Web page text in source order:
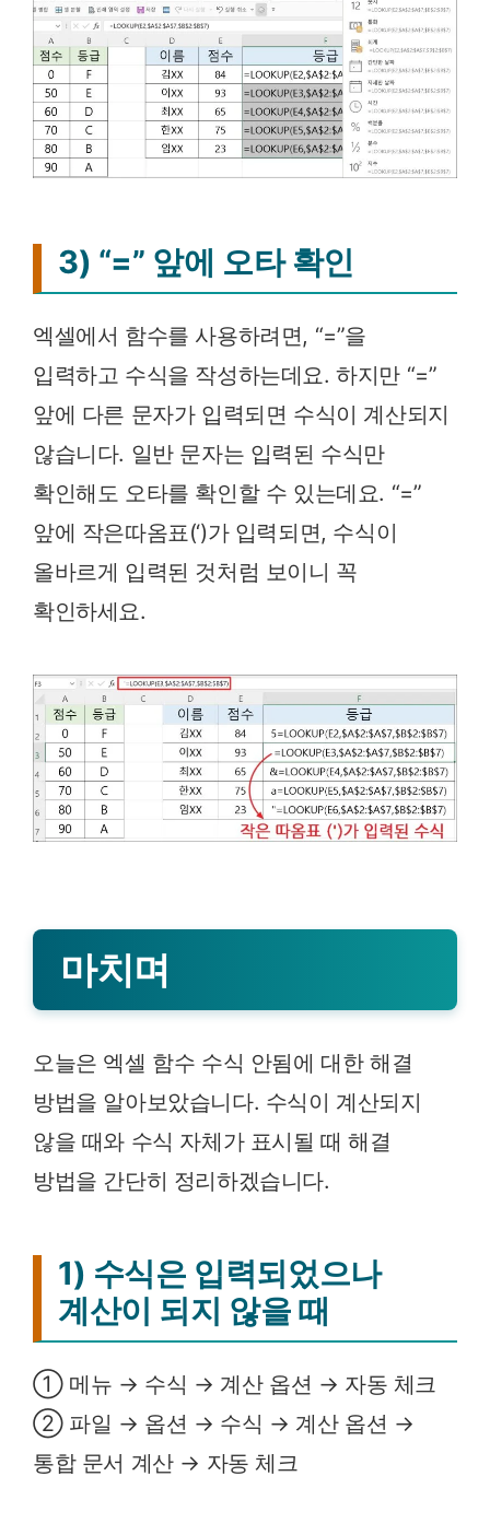
3) “=” 앞에 오타 확인
엑셀에서 함수를 사용하려면, “=”을
입력하고 수식을 작성하는데요. 하지만 “=”
앞에 다른 문자가 입력되면 수식이 계산되지
않습니다. 일반 문자는 입력된 수식만
확인해도 오타를 확인할 수 있는데요. “=”
앞에 작은따옴표(‘)가 입력되면, 수식이
올바르게 입력된 것처럼 보이니 꼭
확인하세요.
마치며
오늘은 엑셀 함수 수식 안됨에 대한 해결
방법을 알아보았습니다. 수식이 계산되지
않을 때와 수식 자체가 표시될 때 해결
방법을 간단히 정리하겠습니다.
1) 수식은 입력되었으나
계산이 되지 않을 때
① 메뉴 → 수식 → 계산 옵션 → 자동 체크
② 파일 → 옵션 → 수식 → 계산 옵션 →
통합 문서 계산 → 자동 체크